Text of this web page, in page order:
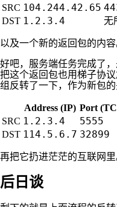
SRC 104.244.42.65
DST 1.2.3.4 无
以及一个新的返回包的内容
好吧，服务端任务完成了
把这个返回包也用梯子协
组反转了一下，作为新包的
Address (IP) Port
SRC 1.2.3.4 5555
DST 114.5.6.7 32899
再把它扔进茫茫的互联网里
后日谈